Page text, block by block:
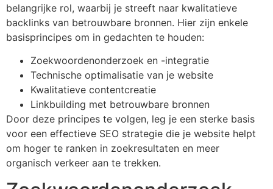
belangrijke rol, waarbij je streeft naar kwalitatieve
backlinks van betrouwbare bronnen. Hier zijn enkele
basisprincipes om in gedachten te houden:
Zoekwoordenonderzoek en -integratie
Technische optimalisatie van je website
Kwalitatieve contentcreatie
Linkbuilding met betrouwbare bronnen
Door deze principes te volgen, leg je een sterke basis
voor een effectieve SEO strategie die je website helpt
om hoger te ranken in zoekresultaten en meer
organisch verkeer aan te trekken.